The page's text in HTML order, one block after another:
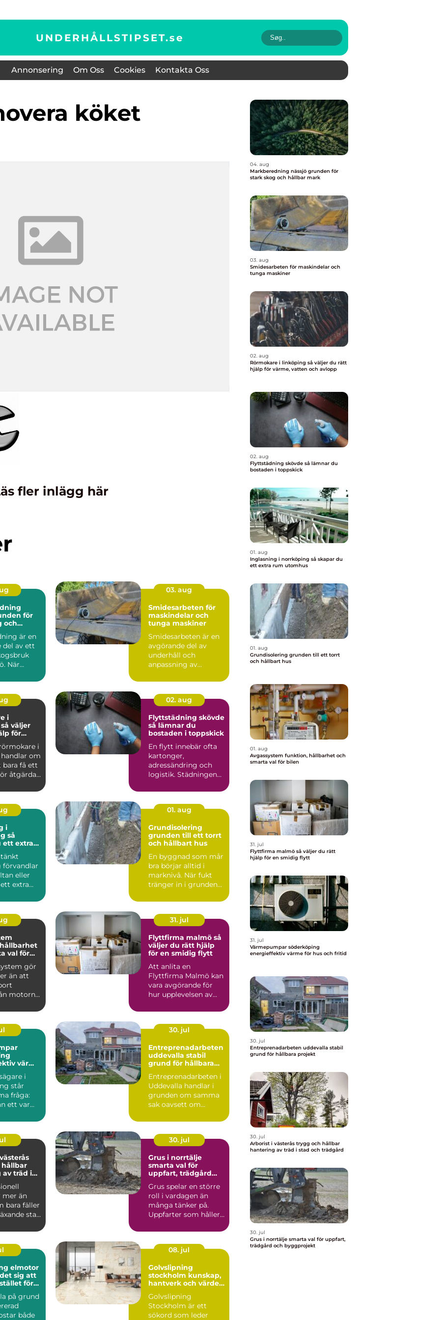
UNDERHÅLLSTIPSET.se
Annonsering Om Oss Cookies Kontakta Oss
köket
fler inlägg här
och
är en
del av ett
När
03. aug
Smidesarbeten för
maskindelar och
tunga maskiner
Smidesarbeten är en
avgörande del av
underhåll och
anpassning av
tunga maskiner, sär...
i
för
i
om
bara få ett
åtgärdat.
02. aug
Flyttstädning skövde
så lämnar du
bostaden i toppskick
En flytt innebär ofta
kartonger,
adressändring och
logistik. Städningen
listan, ...
i
ett extra
förvandlar
eller
extra
01. aug
Grundisolering
grunden till ett torrt
och hållbart hus
En byggnad som mår
bra börjar alltid i
marknivå. När fukt
tränger in i grunden
mögel...
val för
gör
än att
motorn.
31. jul
Flyttfirma malmö så
väljer du rätt hjälp
för en smidig flytt
Att anlita en
Flyttfirma Malmö kan
vara avgörande för
hur upplevelsen av
välplan...
värme
i
står
fråga:
ett varmt
30. jul
Entreprenadarbeten
uddevalla stabil
grund för hållbara
Entreprenadarbeten i
Uddevalla handlar i
grunden om samma
sak oavsett om
privatperson, ...
av träd i
mer än
bara fäller
stad
30. jul
Grus i norrtälje
smarta val för
uppfart, trädgård
Grus spelar en större
roll i vardagen än
många tänker på.
Uppfarter som håller
elmotor
sig att
för
på grund
både
08. jul
Golvslipning
stockholm kunskap,
hantverk och värde i
Golvslipning
Stockholm är ett
sökord som leder
04. aug
Markberedning nässjö grunden för
stark skog och hållbar mark
03. aug
Smidesarbeten för maskindelar och
tunga maskiner
02. aug
Rörmokare i linköping så väljer du rätt
hjälp för värme, vatten och avlopp
02. aug
Flyttstädning skövde så lämnar du
bostaden i toppskick
01. aug
Inglasning i norrköping så skapar du
ett extra rum utomhus
01. aug
Grundisolering grunden till ett torrt
och hållbart hus
01. aug
Avgassystem funktion, hållbarhet och
smarta val för bilen
31. jul
Flyttfirma malmö så väljer du rätt
hjälp för en smidig flytt
31. jul
Värmepumpar söderköping
energieffektiv värme för hus och fritid
30. jul
Entreprenadarbeten uddevalla stabil
grund för hållbara projekt
30. jul
Arborist i västerås trygg och hållbar
hantering av träd i stad och trädgård
30. jul
Grus i norrtälje smarta val för uppfart,
trädgård och byggprojekt